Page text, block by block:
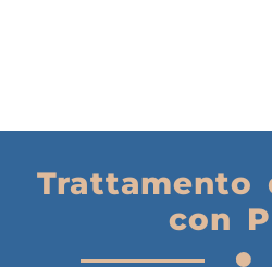
Trattamento
con